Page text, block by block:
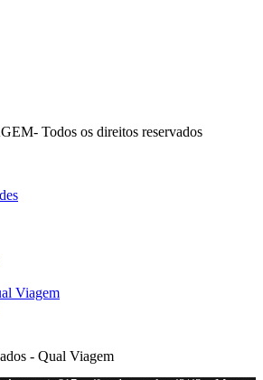
Todos os direitos reservados
Viagem
- Qual Viagem